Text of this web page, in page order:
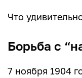
Что
Борьба с
7 ноября 1904